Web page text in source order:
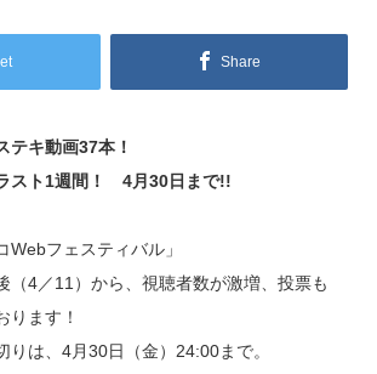
Share
テキ動画37本！
スト1週間！ 4月30日まで!!
Webフェスティバル」
（4／11）から、視聴者数が激増、投票も
ります！
りは、4月30日（金）24:00まで。